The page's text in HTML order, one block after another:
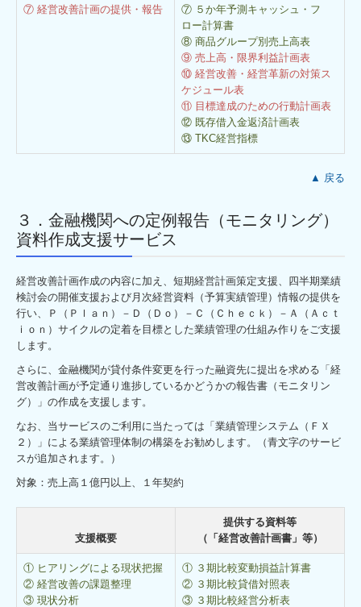
⑦ 経営改善計画の提供・報告
⑦ ５か年予測キャッシュ・フ
ロー計算書
⑧ 商品グループ別売上高表
⑨ 売上高・限界利益計画表
⑩ 経営改善・経営革新の対策ス
ケジュール表
⑪ 目標達成のための行動計画表
⑫ 既存借入金返済計画表
⑬ TKC経営指標
▲ 戻る
３．金融機関への定例報告（モニタリング）
資料作成支援サービス
経営改善計画作成の内容に加え、短期経営計画策定支援、四半期業績
検討会の開催支援および月次経営資料（予算実績管理）情報の提供を
行い、Ｐ（Ｐｌａｎ）－Ｄ（Ｄｏ）－Ｃ（Ｃｈｅｃｋ）－Ａ（Ａｃｔ
ｉｏｎ）サイクルの定着を目標とした業績管理の仕組み作りをご支援
します。
さらに、金融機関が貸付条件変更を行った融資先に提出を求める「経
営改善計画が予定通り進捗しているかどうかの報告書（モニタリン
グ）」の作成を支援します。
なお、当サービスのご利用に当たっては「業績管理システム（ＦＸ
２）」による業績管理体制の構築をお勧めします。（青文字のサービ
スが追加されます。）
対象：売上高１億円以上、１年契約
支援概要
提供する資料等
（ 「経営改善計画書」等）
① ヒアリングによる現状把握
② 経営改善の課題整理
③ 現状分析
① ３期比較変動損益計算書
② ３期比較貸借対照表
③ ３期比較経営分析表